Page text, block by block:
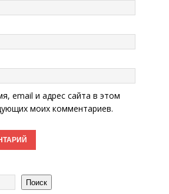
email и адрес сайта в этом
моих комментариев.
Поиск